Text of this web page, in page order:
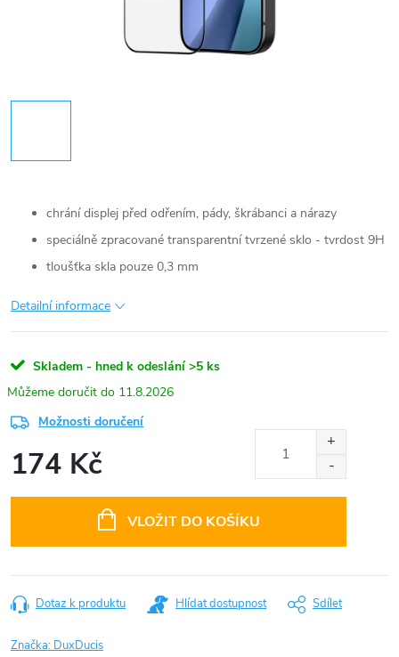
chrání displej před odřením, pády, škrábanci a nárazy
speciálně zpracované transparentní tvrzené sklo - tvrdost 9H
tloušťka skla pouze 0,3 mm
Detailní informace
Skladem - hned k odeslání >5 ks
11.8.2026
Možnosti doručení
174 Kč
VLOŽIT DO KOŠÍKU
Dotaz k produktu Hlídat dostupnost Sdílet
Značka: DuxDucis